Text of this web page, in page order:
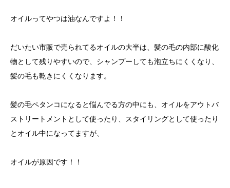
オイルってやつは油なんですよ！！
だいたい市販で売られてるオイルの大半は、髪の毛の内部に酸化
物として残りやすいので、シャンプーしても泡立ちにくくなり、
髪の毛も乾きにくくなります。
髪の毛ペタンコになると悩んでる方の中にも、オイルをアウトバ
ストリートメントとして使ったり、スタイリングとして使ったり
とオイル中になってますが、
オイルが原因です！！